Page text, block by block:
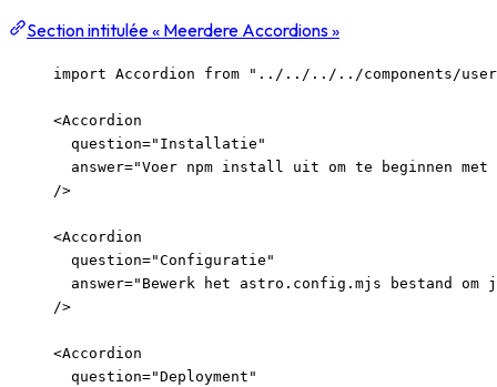
Section intitulée « Meerdere Accordions »
import Accordion from " ../../../../components/user-
<Accordion
question=" Installatie "
answer="Voer npm install uit om te beginnen met
/>
<Accordion
question="Configuratie "
answer=" Bewerk het astro.config.mjs bestand
/>
<Accordion
question="Deployment "